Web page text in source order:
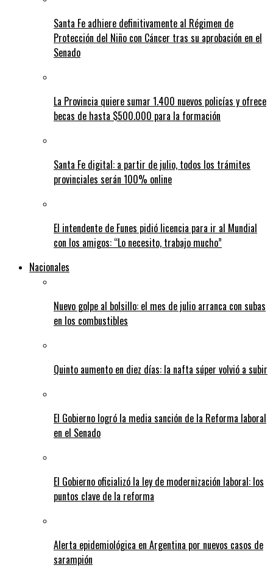
Santa Fe adhiere definitivamente al Régimen de
Protección del Niño con Cáncer tras su aprobación en el
Senado
La Provincia quiere sumar 1.400 nuevos policías y ofrece
becas de hasta $500.000 para la formación
Santa Fe digital: a partir de julio, todos los trámites
provinciales serán 100% online
El intendente de Funes pidió licencia para ir al Mundial
con los amigos: “Lo necesito, trabajo mucho”
Nacionales
Nuevo golpe al bolsillo: el mes de julio arranca con subas
en los combustibles
Quinto aumento en diez días: la nafta súper volvió a subir
El Gobierno logró la media sanción de la Reforma laboral
en el Senado
El Gobierno oficializó la ley de modernización laboral: los
puntos clave de la reforma
Alerta epidemiológica en Argentina por nuevos casos de
sarampión